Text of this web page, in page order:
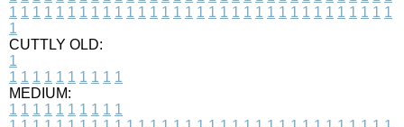
1 1 1 1 1 1 1 1 1 1 1 1 1 1 1 1 1 1 1 1 1 1 1 1 1 1 1 1 1 1 1 1 1
1
CUTTLY OLD:
1
1 1 1 1 1 1 1 1 1 1
MEDIUM:
1 1 1 1 1 1 1 1 1 1